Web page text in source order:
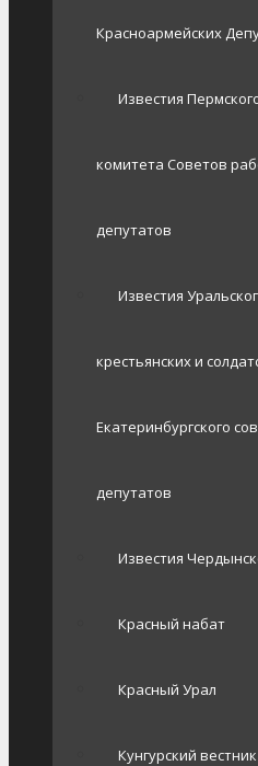
Красноармейских
Известия
комитета Советов
депутатов
Известия
крестьянских и
Екатеринбургского
депутатов
Известия
Красный набат
Красный Урал
Кунгурский вестник